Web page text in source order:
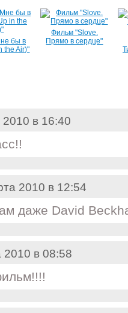
бы в
the Air)"
Фильм "Slove.
Прямо в сердце"
в 16:40
2010 в 12:54
даже David
в 08:58